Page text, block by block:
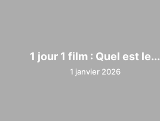
1 jour 1 film : Quel est le...
1 janvier 2026